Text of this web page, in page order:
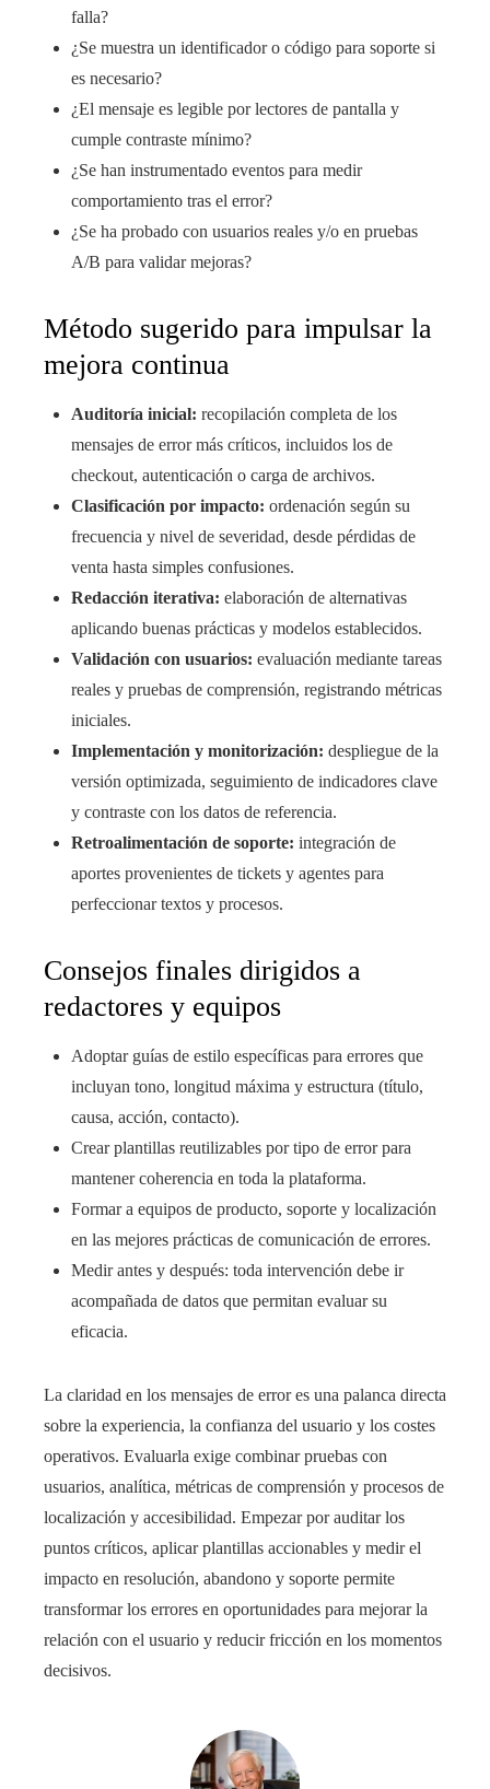
falla?
¿Se muestra un identificador o código para soporte si
es necesario?
¿El mensaje es legible por lectores de pantalla y
cumple contraste mínimo?
¿Se han instrumentado eventos para medir
comportamiento tras el error?
¿Se ha probado con usuarios reales y/o en pruebas
A/B para validar mejoras?
Método sugerido para impulsar la
mejora continua
Auditoría inicial: recopilación completa de los
mensajes de error más críticos, incluidos los de
checkout, autenticación o carga de archivos.
Clasificación por impacto: ordenación según su
frecuencia y nivel de severidad, desde pérdidas de
venta hasta simples confusiones.
Redacción iterativa: elaboración de alternativas
aplicando buenas prácticas y modelos establecidos.
Validación con usuarios: evaluación mediante tareas
reales y pruebas de comprensión, registrando métricas
iniciales.
Implementación y monitorización: despliegue de la
versión optimizada, seguimiento de indicadores clave
y contraste con los datos de referencia.
Retroalimentación de soporte: integración de
aportes provenientes de tickets y agentes para
perfeccionar textos y procesos.
Consejos finales dirigidos a
redactores y equipos
Adoptar guías de estilo específicas para errores que
incluyan tono, longitud máxima y estructura (título,
causa, acción, contacto).
Crear plantillas reutilizables por tipo de error para
mantener coherencia en toda la plataforma.
Formar a equipos de producto, soporte y localización
en las mejores prácticas de comunicación de errores.
Medir antes y después: toda intervención debe ir
acompañada de datos que permitan evaluar su
eficacia.
La claridad en los mensajes de error es una palanca directa
sobre la experiencia, la confianza del usuario y los costes
operativos. Evaluarla exige combinar pruebas con
usuarios, analítica, métricas de comprensión y procesos de
localización y accesibilidad. Empezar por auditar los
puntos críticos, aplicar plantillas accionables y medir el
impacto en resolución, abandono y soporte permite
transformar los errores en oportunidades para mejorar la
relación con el usuario y reducir fricción en los momentos
decisivos.